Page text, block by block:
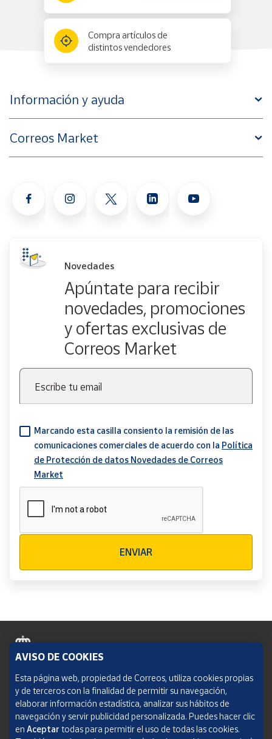
Compra artículos de
distintos vendedores
Información y ayuda
Correos Market
Novedades
Apúntate para recibir
novedades, promociones
y ofertas exclusivas de
Correos Market
Escribe tu email
Marcando esta casilla consiento la remisión de las
comunicaciones comerciales de acuerdo con la Política
de Protección de datos Novedades de Correos
Market
ENVIAR
Política de cookies
Aviso legal
Condiciones del servicio
AVISO DE COOKIES
Esta página web, propiedad de Correos, utiliza cookies propias
y de terceros con la finalidad de permitir su navegación,
elaborar información estadística, analizar sus hábitos de
navegación y servir publicidad personalizada. Puedes hacer clic
en Aceptar todas para permitir el uso de todas las cookies.